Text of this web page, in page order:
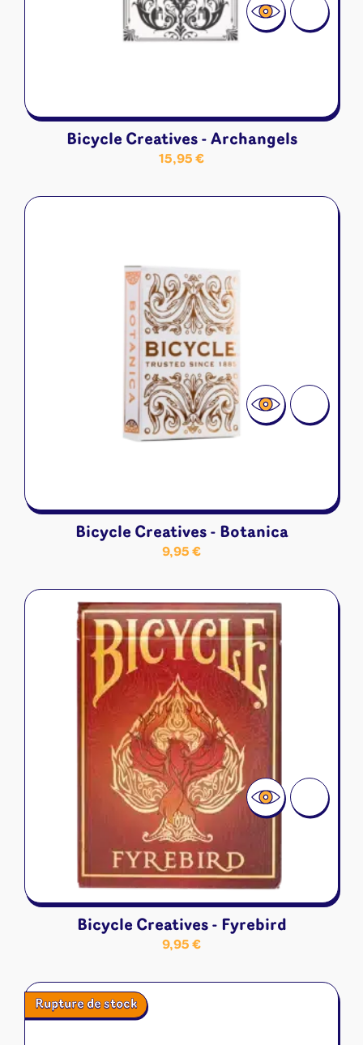
Bicycle Creatives - Archangels
15,95 €
Bicycle Creatives - Botanica
9,95 €
Bicycle Creatives - Fyrebird
9,95 €
Rupture de stock